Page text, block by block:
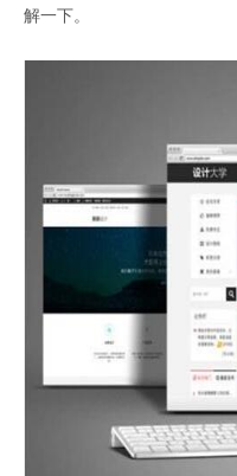
解一下。